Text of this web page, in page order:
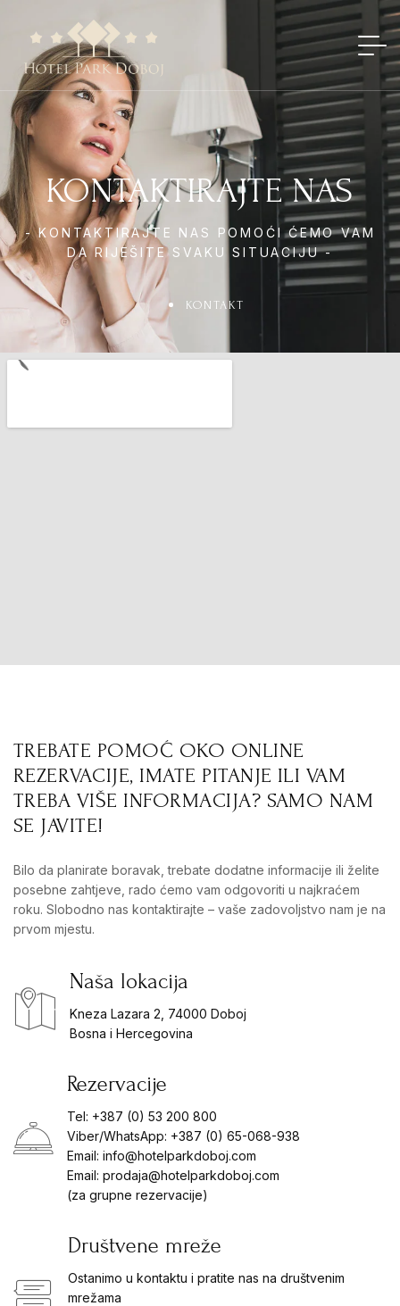
KONTAKTIRAJTE NAS
- KONTAKTIRAJTE NAS POMOĆI ĆEMO VAM
DA RIJEŠITE SVAKU SITUACIJU -
KONTAKT
TREBATE POMOĆ OKO ONLINE
REZERVACIJE, IMATE PITANJE ILI VAM
TREBA VIŠE INFORMACIJA? SAMO NAM
SE JAVITE!
Bilo da planirate boravak, trebate dodatne informacije ili želite
posebne zahtjeve, rado ćemo vam odgovoriti u najkraćem
roku. Slobodno nas kontaktirajte – vaše zadovoljstvo nam je na
prvom mjestu.
Naša lokacija
Kneza Lazara 2, 74000 Doboj
Bosna i Hercegovina
Rezervacije
Tel: +387 (0) 53 200 800
Viber/WhatsApp: +387 (0) 65-068-938
Email: info@hotelparkdoboj.com
Email: prodaja@hotelparkdoboj.com
(za grupne rezervacije)
Društvene mreže
Ostanimo u kontaktu i pratite nas na društvenim
mrežama